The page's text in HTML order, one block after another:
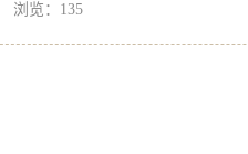
览： 135